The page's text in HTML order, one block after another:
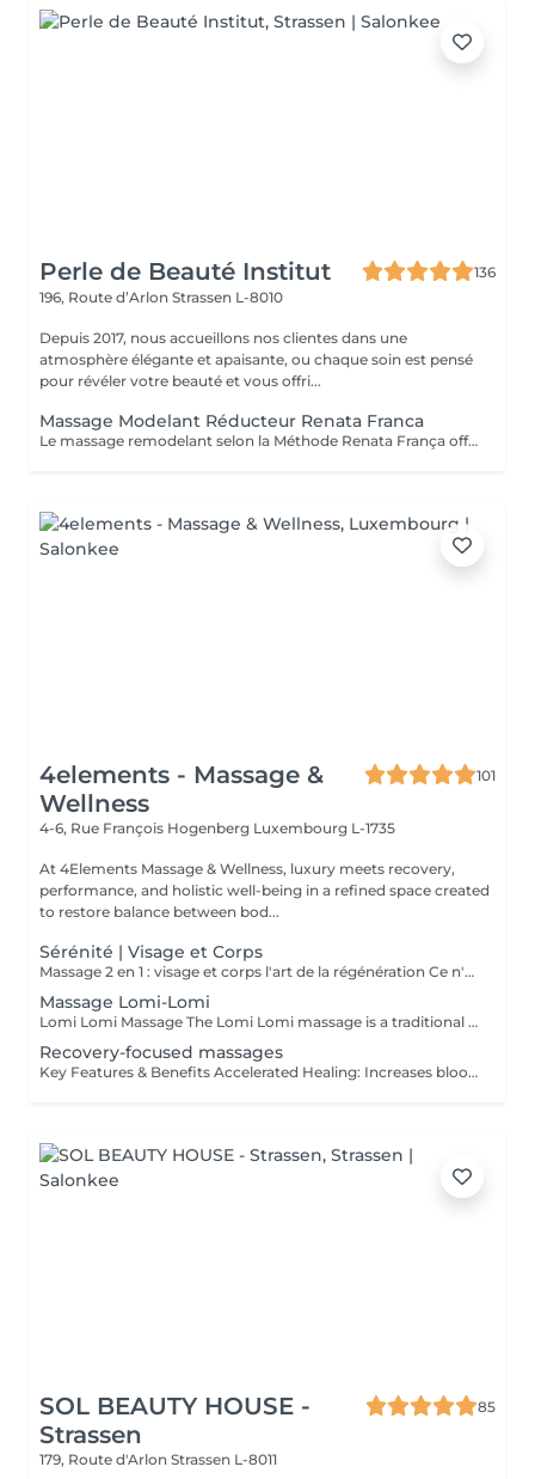
Perle de Beauté Institut
136
196, Route d’Arlon Strassen L-8010
Depuis 2017, nous accueillons nos clientes dans une
atmosphère élégante et apaisante, ou chaque soin est pensé
pour révéler votre beauté et vous offri...
Massage Modelant Réducteur Renata Franca
Le massage remodelant selon la Méthode Renata França offre des résultats surprenants, car il a été conçu pour remodeler les adipocytes, c'est-à-dire déplacer la graisse vers les zones appropriées et ainsi mieux dessiner les contours du corps. Le pétrissage et les glissements ne sont que quelques-unes des manuvres qui promettent de redessiner la silhouette et d'offrir des courbes plus harmonieuses.
4elements - Massage &
Wellness
101
4-6, Rue François Hogenberg Luxembourg L-1735
At 4Elements Massage & Wellness, luxury meets recovery,
performance, and holistic well-being in a refined space created
to restore balance between bod...
Sérénité | Visage et Corps
Massage 2 en 1 : visage et corps l'art de la régénération Ce n'est pas simplement un massage. C'est une profonde réinitialisation de tout l'organisme en une seule séance. Pendant que le corps se libère des tensions et de la fatigue, le visage retrouve fraîcheur, tonicité et éclat naturel. Les processus de régénération s'activent, le drainage lymphatique s'améliore, la légèreté revient dans le corps et la clarté dans l'esprit. Un visage raffermi et soigneusement sublimé Un corps détendu, vivant et harmonieux Une sensation de calme qui se ressent de l'intérieur Le choix idéal pour celles et ceux qui souhaitent mieux paraître, ressentir davantage et optimiser leur temps. Une seule séance des résultats visibles et un plaisir profond. Offrez-vous le luxe de prendre soin de vous.
Massage Lomi-Lomi
Lomi Lomi Massage The Lomi Lomi massage is a traditional Hawaiian technique known for its long, flowing, wave-like movements that soothe the body and calm the mind. Using her forearms and rhythmic, continuous motions, Ksenija creates a deep sense of relaxation, helping to release tension, melt stress, and restore emotional balance. It's a gentle, holistic, and extremely comforting experience like being carried by warm ocean waves. Perfect for anyone seeking profound relaxation and inner harmony.
Recovery-focused massages
Key Features & Benefits Accelerated Healing: Increases blood flow to muscles and tendons, delivering essential nutrients and oxygen to repair tissue. Reduced Soreness & Stiffness: Eases Delayed Onset Muscle Soreness (DOMS) and increases range of motion by loosening tight muscles. Waste Removal: Aids in flushing out lactic acid and metabolic waste products from muscles. Injury Prevention: Identifies and releases muscle adhesions (knots) that cause imbalances, reducing the risk of further injury. Targeted Approach: Focuses on specific muscle groups or areas of pain, such as the back, shoulders, or hips.
SOL BEAUTY HOUSE -
Strassen
85
179, Route d'Arlon Strassen L-8011